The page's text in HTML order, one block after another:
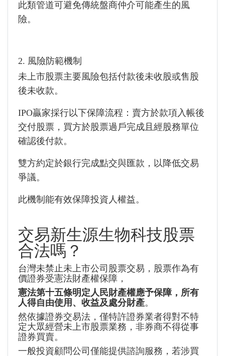
此類管道可避免傳統盤商仲介可能產生的風
險。
2. 風險防範機制
未上市股票主要風險包括付款後未收股或售股
後未收款。
IPO贏家採行以下保障流程：賣方於款項入帳後
交付股票，買方於股票過戶完成且經股務單位
確認後付款。
雙方約定於銀行完成點交與匯款，以降低交易
爭議。
此機制能有效保障投資人權益。
交易新生源生物科技股票
合法嗎？
台灣未禁止未上市公司股票交易，股票作為有
價證券受憲法財產權保障，
憲法第十五條明定人民財產權應予保障，所有
人得自由使用、收益及處分財產。
然依據證券交易法，僅特許證券業者得對不特
定大眾經營未上市股票業務，非券商不得從事
證券買賣。
一般投資顧問公司僅能提供諮詢服務，若涉買